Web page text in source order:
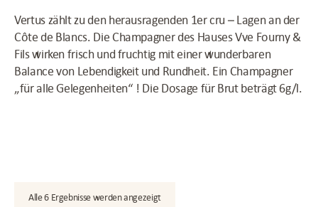
Vertus zählt zu den herausragenden 1er cru – Lagen an der
Côte de Blancs. Die Champagner des Hauses Vve Fourny &
Fils wirken frisch und fruchtig mit einer wunderbaren
Balance von Lebendigkeit und Rundheit. Ein Champagner
„für alle Gelegenheiten“ ! Die Dosage für Brut beträgt 6g/l.
Alle 6 Ergebnisse werden angezeigt